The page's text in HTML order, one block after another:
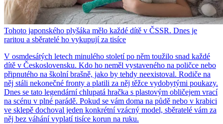
Tohoto japonského plyšáka mělo každé dítě v ČSSR. Dnes je
raritou a sběratelé ho vykupují za tisíce
V osmdesátých letech minulého století po něm toužilo snad každé
dítě v Československu. Kdo ho neměl vystaveného na poličce nebo
připnutého na školní brašně, jako by tehdy neexistoval. Rodiče na
něj stáli nekonečné fronty a platili za něj těžce vydobytými poukazy.
Dnes se tato legendární chlupatá hračka s plastovým obličejem vrací
na scénu v plné parádě. Pokud se vám doma na půdě nebo v krabici
ve sklepě dochoval jeden konkrétní vzácný model, sběratelé vám za
něj bez váhání vyplatí tisíce korun na ruku.